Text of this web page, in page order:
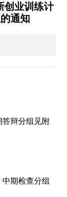
创业训练计
通知
答辩分组见附
中期检查分组